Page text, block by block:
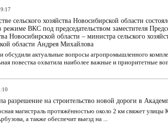
сельского хозяйства Новосибирской области
режиме ВКС под председательством заместителя
Новосибирской области – министра сельского
области Андрея Михайлова
обсудили актуальные вопросы агропромышленного
повестка охватила наиболее важные и приоритетные
разрешение на строительство новой дороги в
магистраль протяжённостью около 2 км свяжет улицы
а также обеспечит выезд на ...